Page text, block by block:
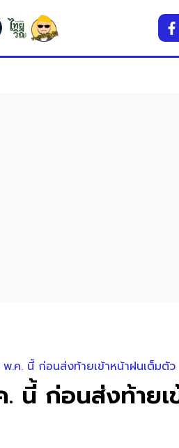
.ค. นี้ ก่อนส่งท้ายเข้าหน้าฝนเต็มตัว
นี้ ก่อนส่งท้ายเ